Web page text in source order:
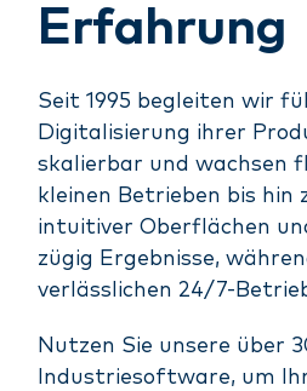
Erfahrung
Seit 1995 begleiten wir
Digitalisierung ihrer
skalierbar und wachsen
kleinen Betrieben bis hin
intuitiver Oberflächen
zügig Ergebnisse,
verlässlichen 24/7-
Nutzen Sie unsere über
Industriesoftware, um